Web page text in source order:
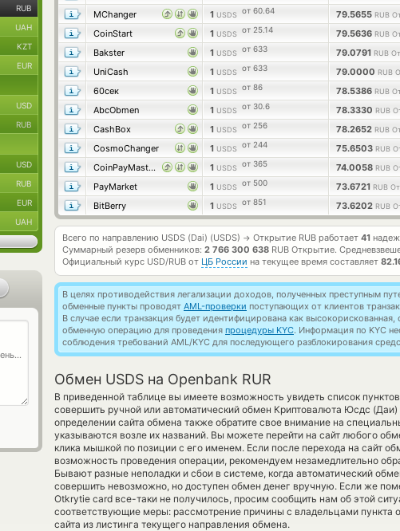
MChanger
1 USDS от 60.64 79.5655 RUB
CoinStart
1 USDS от 25.14 79.5636 RUB
Bakster
1 USDS от 633 79.0791 RUB
UniCash
1 USDS от 633 79.0000 RUB
60сек
1 USDS от 86 78.5386 RUB
AbcObmen
1 USDS от 30.6 78.3330 RUB
CashBox
1 USDS от 256 78.2652 RUB
CosmoChanger
1 USDS от 244 75.6503 RUB
CoinPayMaster
1 USDS от 365 74.0058 RUB
PayMarket
1 USDS от 500 73.6721 RUB
BitBerry
1 USDS от 851 73.6202 RUB
Всего по направлению USDS (Dai) (USDS) → Открытие RUB работает 41
Суммарный резерв обменников: 2 766 300 638 RUB Открытие.
Официальный курс USD/RUB от ЦБ России на текущее время составляет
В целях противодействия легализации доходов, полученных преступным
обменные пункты проводят AML-проверки поступающих от клиентов
В случае если транзакция будет идентифицирована как
обменную операцию для проведения процедуры KYC. Информация по KYC
соблюдения требований AML/KYC для последующего разблокирования
Обмен USDS на Openbank RUR
В приведенной таблице вы имеете возможность увидеть список
совершить ручной или автоматический обмен Криптовалюта Юсдс (Даи)
определении сайта обмена также обратите свое внимание на
указываются возле их названий. Вы можете перейти на сайт любого
клика мышкой по позиции с его именем. Если после перехода на сайт
возможность проведения операции, рекомендуем незамедлительно
Бывают разные неполадки и сбои в системе, когда автоматический
совершить невозможно, но доступен обмен денег вручную. Если же
Otkrytie card все-таки не получилось, просим сообщить нам об этой
соответствующие меры: рассмотрение причины с владельцами пункта
сайта из листинга текущего направления обмена.
RUB
UAH
KZT
EUR
USD
RUB
USD
RUB
EUR
UAH